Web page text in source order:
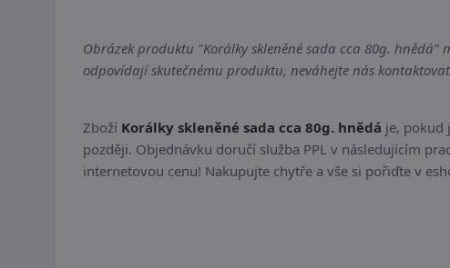
Obrázek produktu "Korálky skleněné sada cca 80g.
odpovídají skutečnému produktu, neváhejte nás
Zboží Korálky skleněné sada cca 80g. hnědá je, pokud
později. Objednávku doručí služba PPL v následujícím
internetovou cenu! Nakupujte chytře a vše si pořiďte v